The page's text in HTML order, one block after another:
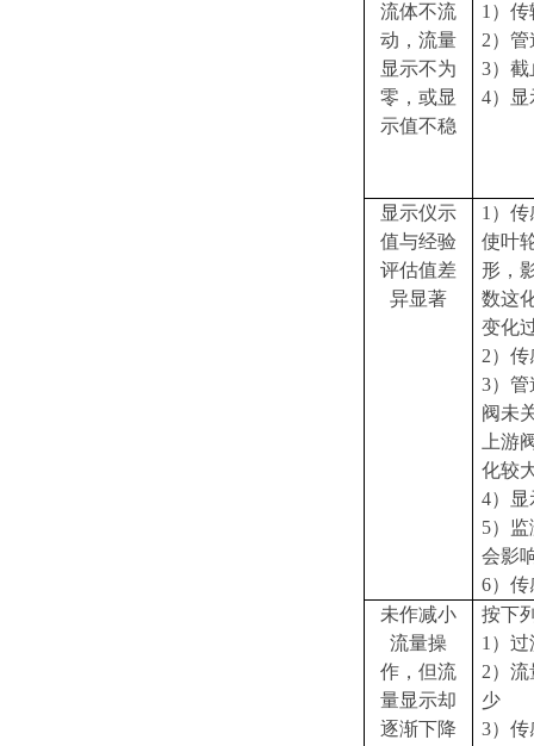
流体不流
动，流量
显示不为
零，或显
示值不稳
1 ）
2）
3）
4）
显示仪示
值与经验
评估值差
异显著
1 ）
使叶
形，
数这
变化
2）
3）
阀未
上游
化较
4）
5）
会影
6）
未作减小
流量操
作，但流
量显示却
逐渐下降
按下
1 ）
2）
少
3）